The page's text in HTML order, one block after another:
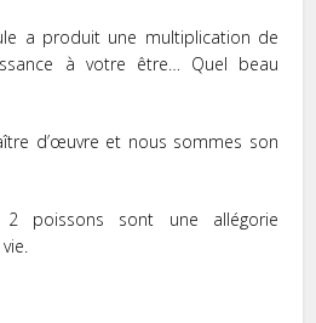
a produit une multiplication de
à votre être… Quel beau
d’œuvre et nous sommes son
poissons sont une allégorie